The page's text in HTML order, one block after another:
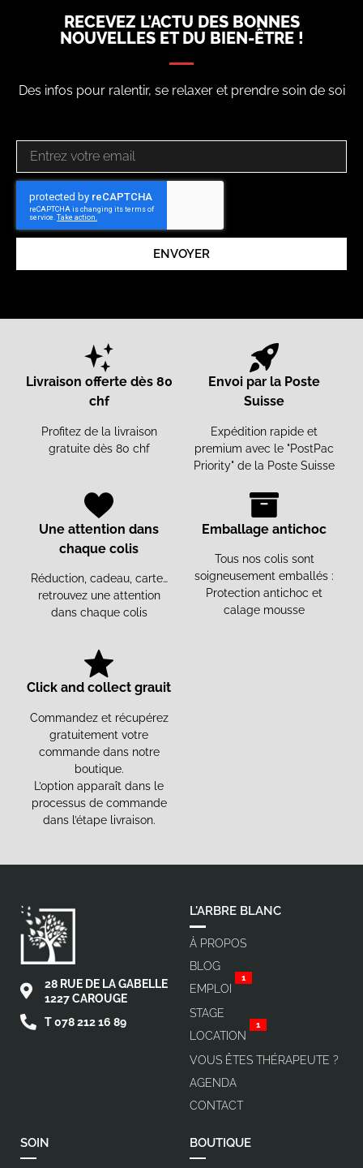
RECEVEZ L’ACTU DES BONNES
NOUVELLES ET DU BIEN-ÊTRE !
Des infos pour ralentir, se relaxer et prendre soin de soi
ENVOYER
Livraison offerte dès 80
chf
Profitez de la livraison
gratuite dès 80 chf
Emballage antichoc
Tous nos colis sont
soigneusement emballés :
Protection antichoc et
calage mousse
Une attention dans
chaque colis
Réduction, cadeau, carte…
retrouvez une attention
dans chaque colis
Click and collect grauit
Commandez et récupérez
gratuitement votre
commande dans notre
boutique.
L’option apparaît dans le
processus de commande
dans l’étape livraison.
Envoi par la Poste
Suisse
Expédition rapide et
premium avec le "PostPac
Priority" de la Poste Suisse
28 RUE DE LA GABELLE
1227 CAROUGE
T 078 212 16 89
L'ARBRE BLANC
À PROPOS
BLOG
EMPLOI
1
STAGE
LOCATION
1
VOUS ÊTES THÉRAPEUTE ?
AGENDA
CONTACT
SOIN BOUTIQUE